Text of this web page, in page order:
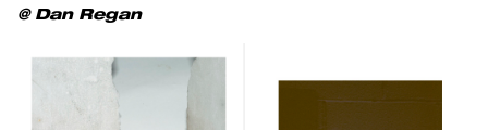
@ Dan Regan